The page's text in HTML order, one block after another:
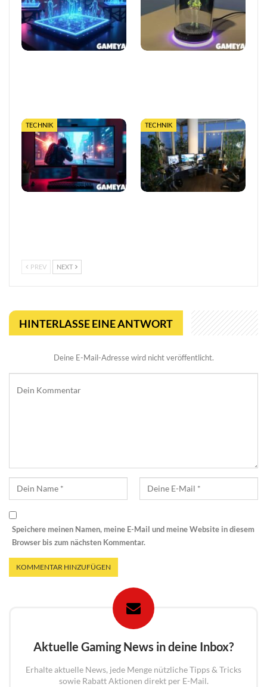
TECHNIK TECHNIK
PREV NEXT
HINTERLASSE EINE ANTWORT
Deine E-Mail-Adresse wird nicht veröffentlicht.
Speichere meinen Namen, meine E-Mail und meine Website in diesem
Browser bis zum nächsten Kommentar.
Aktuelle Gaming News in deine Inbox?
Erhalte aktuelle News, jede Menge nützliche Tipps & Tricks
sowie Rabatt Aktionen direkt per E-Mail.